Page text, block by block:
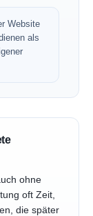
Website
als
ohne
oft Zeit,
die später